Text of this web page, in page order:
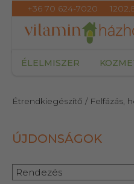
+36 70 624-7020
ÉLELMISZER
Étrendkiegészítő / Felfázás,
ÚJDONSÁGOK
Rendezés